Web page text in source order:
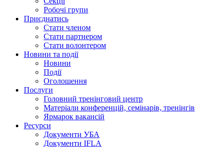
Робочі групи
Приєднатись
Стати членом
Стати партнером
Стати волонтером
Новини та події
Новини
Події
Оголошення
Послуги
Головний тренінговий центр
Матеріали конференцій, семінарів, тренінгів
Ярмарок вакансій
Ресурси
Документи УБА
Документи IFLA